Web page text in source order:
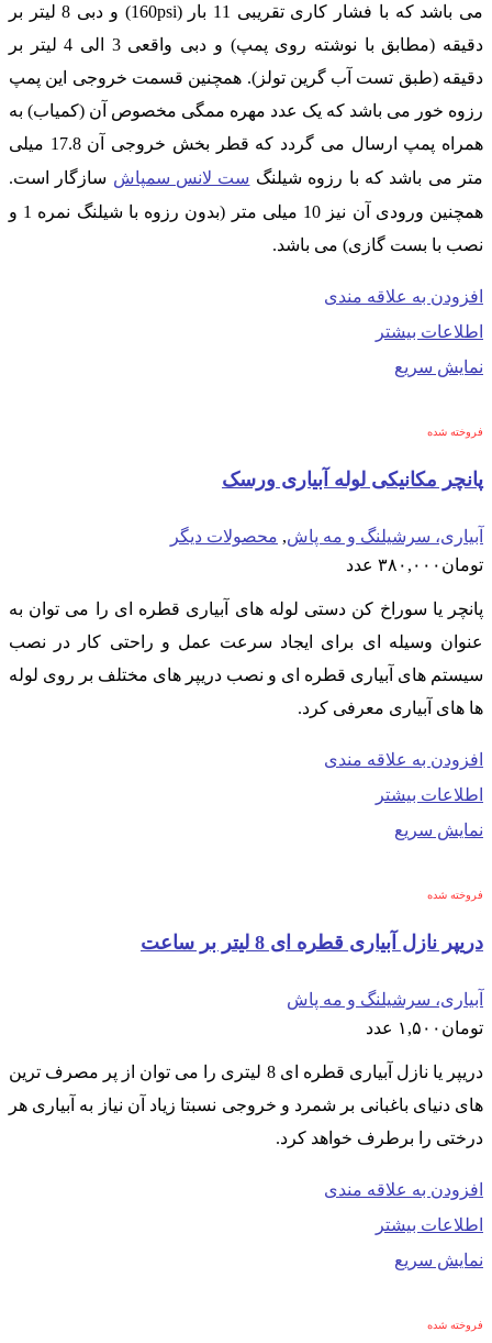
می باشد که با فشار کاری تقریبی 11 بار (160psi) و دبی 8 لیتر بر
دقیقه (مطابق با نوشته روی پمپ) و دبی واقعی 3 الی 4 لیتر بر
دقیقه (طبق تست آب گرین تولز). همچنین قسمت خروجی این پمپ
رزوه خور می باشد که یک عدد مهره ممگی مخصوص آن (کمیاب) به
همراه پمپ ارسال می گردد که قطر بخش خروجی آن 17.8 میلی
متر می باشد که با رزوه شیلنگ ست لانس سمپاش سازگار است.
همچنین ورودی آن نیز 10 میلی متر (بدون رزوه با شیلنگ نمره 1 و
نصب با بست گازی) می باشد.
افزودن به علاقه مندی
اطلاعات بیشتر
نمایش سریع
فروخته شده
پانچر مکانیکی لوله آبیاری ورسک
آبیاری، سرشیلنگ و مه پاش, محصولات دیگر
تومان ۳۸۰,۰۰۰ عدد
پانچر یا سوراخ کن دستی لوله های آبیاری قطره ای را می توان به
عنوان وسیله ای برای ایجاد سرعت عمل و راحتی کار در نصب
سیستم های آبیاری قطره ای و نصب دریپر های مختلف بر روی لوله
ها های آبیاری معرفی کرد.
افزودن به علاقه مندی
اطلاعات بیشتر
نمایش سریع
فروخته شده
دریپر نازل آبیاری قطره ای 8 لیتر بر ساعت
آبیاری، سرشیلنگ و مه پاش
تومان ۱,۵۰۰ عدد
دریپر یا نازل آبیاری قطره ای 8 لیتری را می توان از پر مصرف ترین
های دنیای باغبانی بر شمرد و خروجی نسبتا زیاد آن نیاز به آبیاری هر
درختی را برطرف خواهد کرد.
افزودن به علاقه مندی
اطلاعات بیشتر
نمایش سریع
فروخته شده